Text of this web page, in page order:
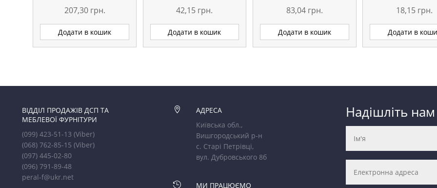
207,30 грн.
Додати в кошик
42,15 грн.
Додати в кошик
83,04 грн.
Додати в кошик
18,15 грн.
Додати в
ВІДДІЛ ПРОДАЖІВ ДСП ТА
МЕБЛЕВОЇ ФУРНІТУРИ
(099) 423-51-13(Viber)
(068) 762-85-15(Viber)
(097) 445-02-80
(096) 791-89-48
peral-f@ukr.net

АДРЕСА
Київська обл.,
Вишгородський р-н
с. Старі Петрівці,
вул. Дубровського 8б
 МИ ПРАЦЮЄМО
Надішліть